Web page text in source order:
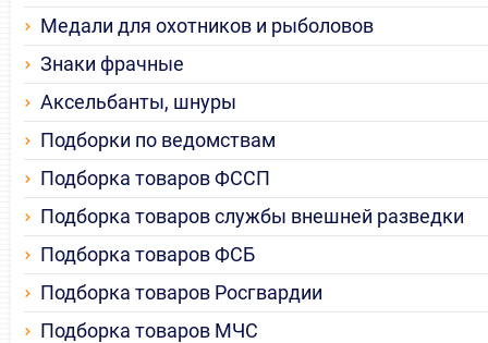
Медали для охотников и рыболовов
Знаки фрачные
Аксельбанты, шнуры
Подборки по ведомствам
Подборка товаров ФССП
Подборка товаров службы внешней разведки
Подборка товаров ФСБ
Подборка товаров Росгвардии
Подборка товаров МЧС